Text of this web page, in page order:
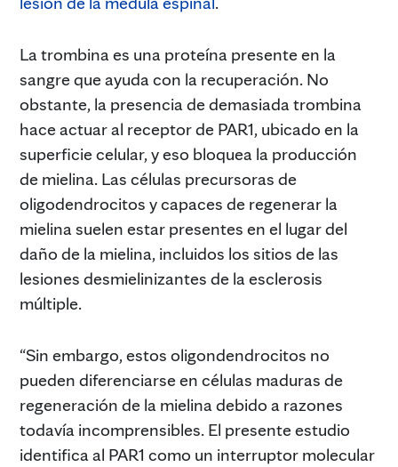
La trombina es una proteína presente en la
sangre que ayuda con la recuperación. No
obstante, la presencia de demasiada trombina
hace actuar al receptor de PAR1, ubicado en la
superficie celular, y eso bloquea la producción
de mielina. Las células precursoras de
oligodendrocitos y capaces de regenerar la
mielina suelen estar presentes en el lugar del
daño de la mielina, incluidos los sitios de las
lesiones desmielinizantes de la esclerosis
múltiple.
“Sin embargo, estos oligondendrocitos no
pueden diferenciarse en células maduras de
regeneración de la mielina debido a razones
todavía incomprensibles. El presente estudio
identifica al PAR1 como un interruptor molecular